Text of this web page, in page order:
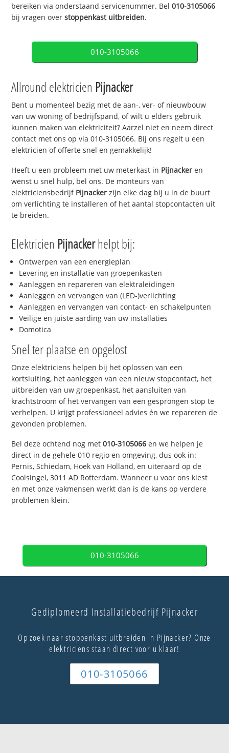
bereiken via onderstaand servicenummer. Bel010-3105066
bij vragen overstoppenkast uitbreiden.
010-3105066
Allround elektricien Pijnacker
Bent u momenteel bezig met de aan-, ver- of nieuwbouw
van uw woning of bedrijfspand, of wilt u elders gebruik
kunnen maken van elektriciteit? Aarzel niet en neem direct
contact met ons op via 010-3105066. Bij ons regelt u een
elektricien of offerte snel en gemakkelijk!
Heeft u een probleem met uw meterkast in Pijnacker en
wenst u snel hulp, bel ons. De monteurs van
elektriciensbedrijf Pijnacker zijn elke dag bij u in de buurt
om verlichting te installeren of het aantal stopcontacten uit
te breiden.
Elektricien Pijnackerhelpt bij:
Ontwerpen van een energieplan
Levering en installatie van groepenkasten
Aanleggen en repareren van elektraleidingen
Aanleggen en vervangen van (LED-)verlichting
Aanleggen en vervangen van contact- en schakelpunten
Veilige en juiste aarding van uw installaties
Domotica
Snel ter plaatse en opgelost
Onze elektriciens helpen bij het oplossen van een
kortsluiting, het aanleggen van een nieuw stopcontact, het
uitbreiden van uw groepenkast, het aansluiten van
krachtstroom of het vervangen van een gesprongen stop te
verhelpen. U krijgt professioneel advies én we repareren de
gevonden problemen.
Bel deze ochtend nog met010-3105066 en we helpen je
direct in de gehele 010 regio en omgeving, dus ook in:
Pernis, Schiedam, Hoek van Holland, en uiteraard op de
Coolsingel, 3011 AD Rotterdam. Wanneer u voor ons kiest
en met onze vakmensen werkt dan is de kans op verdere
problemen klein.
010-3105066
Gediplomeerd Installatiebedrijf Pijnacker
Op zoek naar stoppenkast uitbreiden in Pijnacker? Onze
elektriciens staan direct voor u klaar!
010-3105066